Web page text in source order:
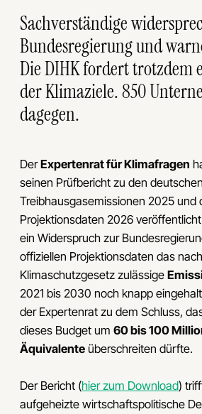
Sachverständige
Bundesregierung und
Die DIHK fordert trotzdem
der Klimaziele. 850
dagegen.
DerExpertenrat für Klimafragen
seinen Prüfbericht zu den deutschen
Treibhausgasemissionen 2025 und
Projektionsdaten 2026
ein Widerspruch zur
offiziellen Projektionsdaten das nach
Klimaschutzgesetz zulässige
2021 bis 2030 noch knapp
der Expertenrat zu dem Schluss,
dieses Budget um 60 bis 100
Äquivalente überschreiten dürfte.
Der Bericht (hier zum Download)
aufgeheizte wirtschaftspolitische